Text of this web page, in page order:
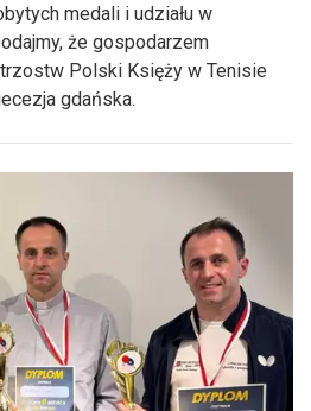
medali i udziału w
że gospodarzem
Polski Księży w Tenisie
gdańska.